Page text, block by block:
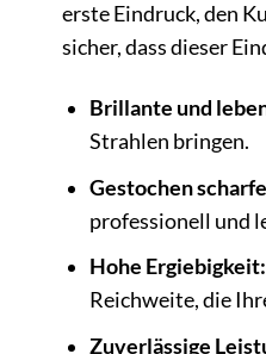
erste Eindruck, den
sicher, dass dieser
Brillante und
Strahlen bringen.
Gestochen
professionell und
Hohe Ergiebigkeit:
Reichweite, die
Zuverlässige